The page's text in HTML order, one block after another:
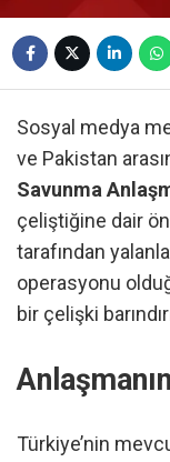
Sosyal medya
ve Pakistan
Savunma
çeliştiğine dair
tarafından
operasyonu
bir çelişki
Türkiye’nin